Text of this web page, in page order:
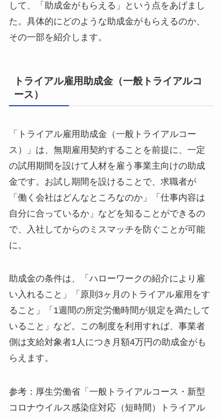
して、「助成金がもらえる」という点をあげまし
た。具体的にどのような助成金がもらえるのか、
その一部を紹介します。
トライアル雇用助成金（一般トライアルコ
ース）
「トライアル雇用助成金（一般トライアルコー
ス）」は、無期雇用契約することを前提に、一定
の試用期間を設けて人材を雇う事業主向けの助成
金です。お試し期間を設けることで、求職者が
「働く会社はどんなところなのか」「仕事内容は
自分に合っているか」などを知ることができるの
で、入社してからのミスマッチを防ぐことが可能
に。
助成金の条件は、「ハローワークの紹介により雇
い入れること」「原則3ヶ月のトライアル雇用をす
ること」「1週間の所定労働時間が規定を満たして
いること」など。この制度を利用すれば、事業者
側は支給対象者1人につき月額4万円の助成金がも
らえます。
参考：厚生労働省「一般トライアルコース・新型
コロナウイルス感染症対応（短時間）トライアル